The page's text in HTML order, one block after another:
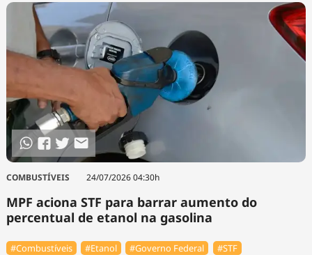
COMBUSTÍVEIS 24/07/2026 04:30h
MPF aciona STF para barrar aumento do
percentual de etanol na gasolina
#Combustíveis #Etanol #Governo Federal #STF